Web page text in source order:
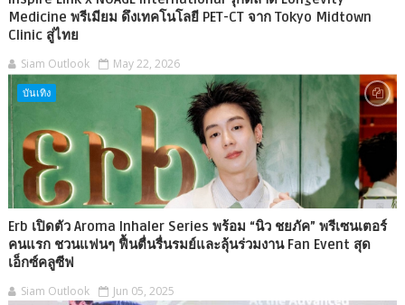
Medicine พรีเมียม ดึงเทคโนโลยี PET-CT จาก Tokyo Midtown
Clinic สู่ไทย
Siam Outlook May 22, 2026
บันเทิง
Erb เปิดตัว Aroma Inhaler Series พร้อม “นิว ชยภัค” พรีเซนเตอร์
คนแรก ชวนแฟนๆ ฟื้นตื่นรื่นรมย์และลุ้นร่วมงาน Fan Event สุด
เอ็กซ์คลูซีฟ
Siam Outlook Jun 05, 2025